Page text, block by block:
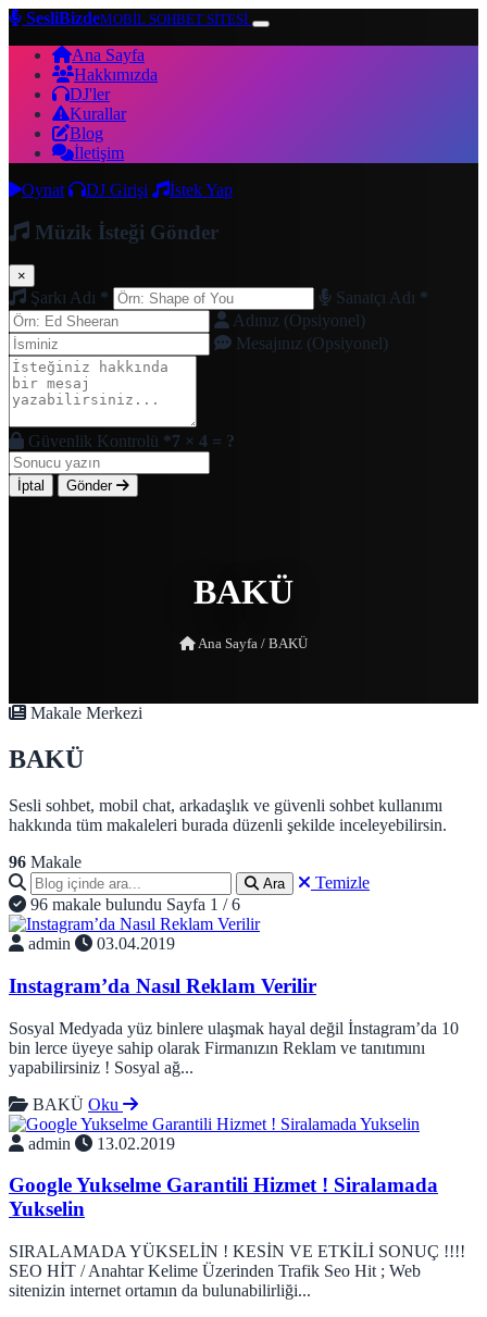
SesliBizdeMOBİL SOHBET SİTESİ
Ana Sayfa
Hakkımızda
DJ'ler
Kurallar
Blog
İletişim
Oynat
DJ Girişi İstek Yap
Müzik İsteği Gönder
×
Şarkı Adı * Sanatçı Adı *
Adınız (Opsiyonel)
Mesajınız (Opsiyonel)
Güvenlik Kontrolü *7 × 4 = ?
İptal Gönder
BAKÜ
Ana Sayfa / BAKÜ
Makale Merkezi
BAKÜ
Sesli sohbet, mobil chat, arkadaşlık ve güvenli sohbet kullanımı
hakkında tüm makaleleri burada düzenli şekilde inceleyebilirsin.
96 Makale
Ara
Temizle
96 makale bulundu Sayfa 1 / 6
admin 03.04.2019
Instagram’da Nasıl Reklam Verilir
Sosyal Medyada yüz binlere ulaşmak hayal değil İnstagram’da 10
bin lerce üyeye sahip olarak Firmanızın Reklam ve tanıtımını
yapabilirsiniz ! Sosyal ağ...
BAKÜ Oku
admin 13.02.2019
Google Yukselme Garantili Hizmet ! Siralamada
Yukselin
SIRALAMADA YÜKSELİN ! KESİN VE ETKİLİ SONUÇ !!!!
SEO HİT / Anahtar Kelime Üzerinden Trafik Seo Hit ; Web
sitenizin internet ortamın da bulunabilirliği...